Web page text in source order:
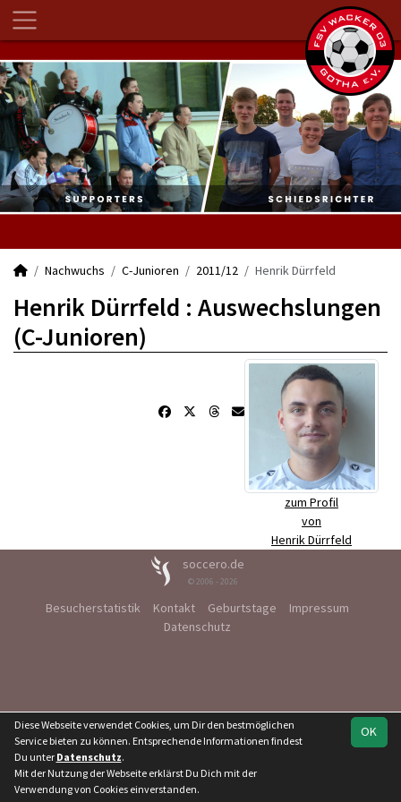
Nachwuchs C-Junioren 2011/12 Henrik Dürrfeld
Henrik Dürrfeld : Auswechslungen
(C-Junioren)
zum Profil
von
Henrik Dürrfeld
soccero.de
© 2006 - 2026
Besucherstatistik Kontakt Geburtstage
Impressum
Datenschutz
OK
Diese Webseite verwendet Cookies, um Dir den bestmöglichen
Service bieten zu können. Entsprechende Informationen findest
Du unter Datenschutz.
Mit der Nutzung der Webseite erklärst Du Dich mit der
Verwendung von Cookies einverstanden.